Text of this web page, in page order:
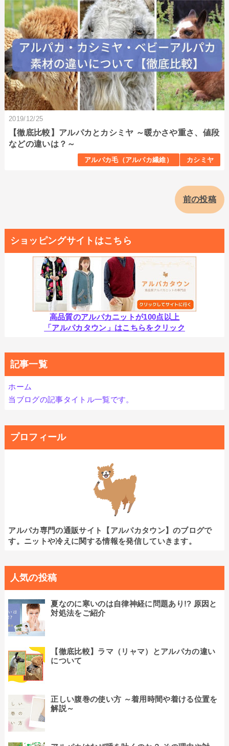
2019/12/25
【徹底比較】アルパカとカシミヤ ～暖かさや重さ、値段
などの違いは？～
アルパカ毛（アルパカ繊維） カシミヤ
前の投稿
ショッピングサイトはこちら
高品質のアルパカニットが100点以上
「アルパカタウン」はこちらをクリック
記事一覧
ホーム
当ブログの記事タイトル一覧です。
プロフィール
アルパカ専門の通販サイト【アルパカタウン】のブログで
す。ニットや冷えに関する情報を発信していきます。
人気の投稿
夏なのに寒いのは自律神経に問題あり!? 原因と
対処法をご紹介
【徹底比較】ラマ（リャマ）とアルパカの違い
について
正しい腹巻の使い方 ～着用時間や着ける位置を
解説～